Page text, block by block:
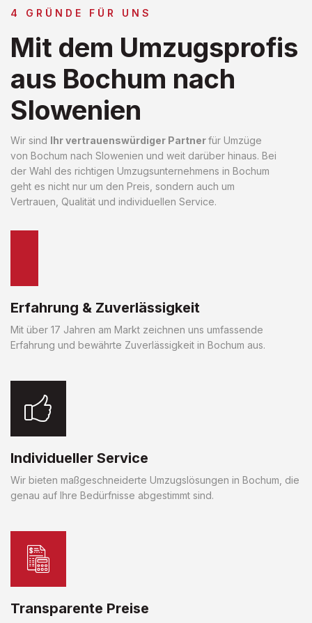
4 GRÜNDE FÜR UNS
Mit dem Umzugsprofis
aus Bochum nach
Slowenien
Wir sind Ihr vertrauenswürdiger Partnerfür Umzüge
von Bochum nach Slowenien und weit darüber hinaus. Bei
der Wahl des richtigen Umzugsunternehmens in Bochum
geht es nicht nur um den Preis, sondern auch um
Vertrauen, Qualität und individuellen Service.
Erfahrung & Zuverlässigkeit
Mit über 17 Jahren am Markt zeichnen uns umfassende
Erfahrung und bewährte Zuverlässigkeit in Bochum aus.
Individueller Service
Wir bieten maßgeschneiderte Umzugslösungen in Bochum, die
genau auf Ihre Bedürfnisse abgestimmt sind.
Transparente Preise